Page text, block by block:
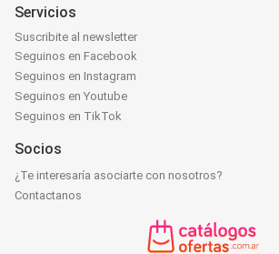
Servicios
Suscribite al newsletter
Seguinos en Facebook
Seguinos en Instagram
Seguinos en Youtube
Seguinos en TikTok
Socios
¿Te interesaría asociarte con nosotros?
Contactanos